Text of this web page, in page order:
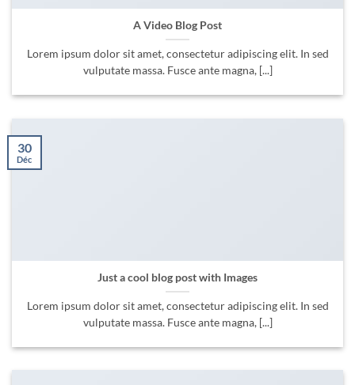
A Video Blog Post
Lorem ipsum dolor sit amet, consectetur adipiscing elit. In sed
vulputate massa. Fusce ante magna, [...]
Just a cool blog post with Images
Lorem ipsum dolor sit amet, consectetur adipiscing elit. In sed
vulputate massa. Fusce ante magna, [...]
30
Déc